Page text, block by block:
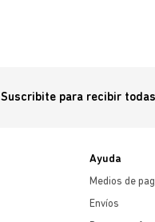
Suscribite para recibir
Ayuda
Medios de
Envíos